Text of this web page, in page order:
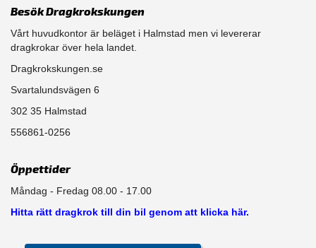
Besök Dragkrokskungen
Vårt huvudkontor är beläget i Halmstad men vi levererar
dragkrokar över hela landet.
Dragkrokskungen.se
Svartalundsvägen 6
302 35 Halmstad
556861-0256
Öppettider
Måndag - Fredag 08.00 - 17.00
Hitta rätt dragkrok till din bil genom att klicka här.